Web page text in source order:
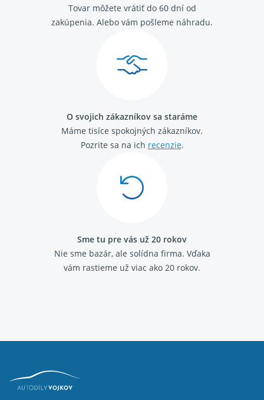
Tovar môžete vrátiť do 60 dní od
zakúpenia. Alebo vám pošleme náhradu.
O svojich zákazníkov sa staráme
Máme tisíce spokojných zákazníkov.
Pozrite sa na ich recenzie.
Sme tu pre vás už 20 rokov
Nie sme bazár, ale solídna firma. Vďaka
vám rastieme už viac ako 20 rokov.